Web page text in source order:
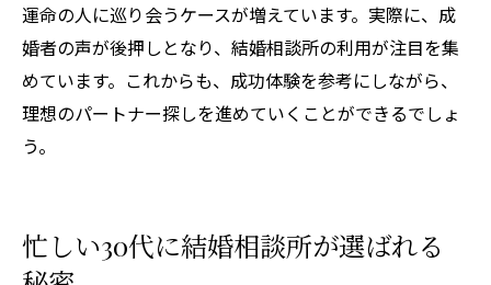
運命の人に巡り会うケースが増えています。実際に、成
婚者の声が後押しとなり、結婚相談所の利用が注目を集
めています。これからも、成功体験を参考にしながら、
理想のパートナー探しを進めていくことができるでしょ
う。
忙しい30代に結婚相談所が選ばれる